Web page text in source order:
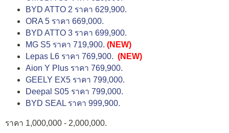
BYD ATTO 2 ราคา 629,900.
ORA 5 ราคา 669,000.
BYD ATTO 3 ราคา 699,900.
MG S5 ราคา 719,900. (NEW)
Lepas L6 ราคา 769,900. (NEW)
Aion Y Plus ราคา 769,900.
GEELY EX5 ราคา 799,000.
Deepal S05 ราคา 799,000.
BYD SEAL ราคา 999,900.
ราคา 1,000,000 - 2,000,000.